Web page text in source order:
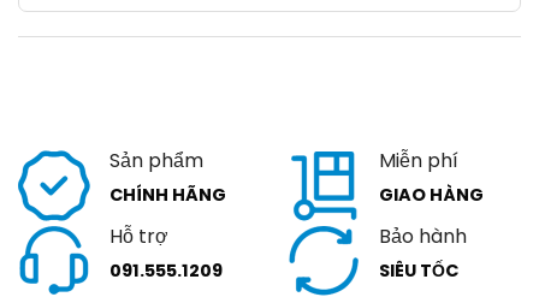
Sản phẩm
CHÍNH HÃNG
Miễn phí
GIAO HÀNG
Hỗ trợ
091.555.1209
Bảo hành
SIÊU TỐC